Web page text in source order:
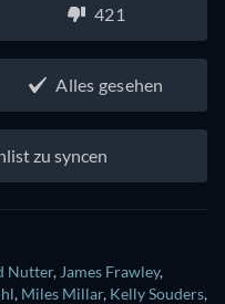
421
Alles gesehen
zu syncen
Nutter, James Frawley,
, Miles Millar, Kelly Souders,